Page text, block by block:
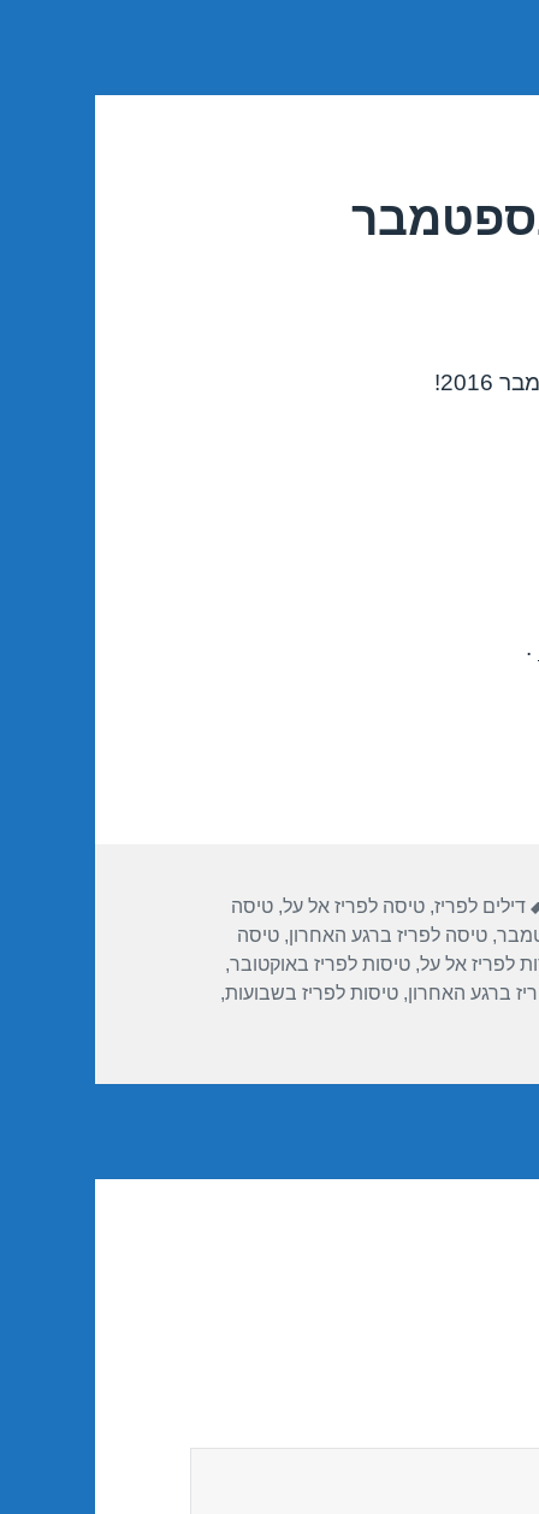
.
תגיות
דילים לפריז,טיסה לפריז אל על,טיסה
,טיסה לפריז ברגע האחרון,טיסה
לפריז אל על,טיסות לפריז באוקטובר,
ברגע האחרון,טיסות לפריז בשבועות,